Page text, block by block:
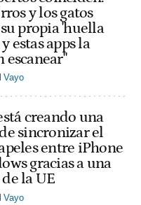
y los gatos
propia 'huella
estas apps la
escanear"
Vayo
creando una
sincronizar el
entre iPhone
gracias a una
la UE
Vayo